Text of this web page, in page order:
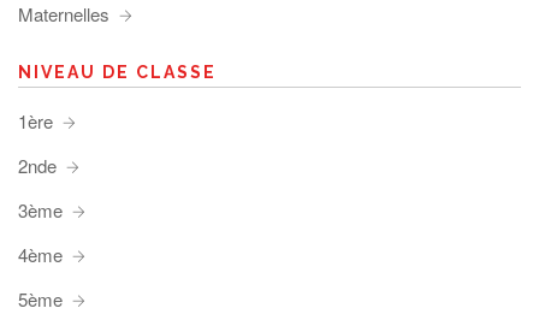
Maternelles
NIVEAU DE CLASSE
1ère
2nde
3ème
4ème
5ème